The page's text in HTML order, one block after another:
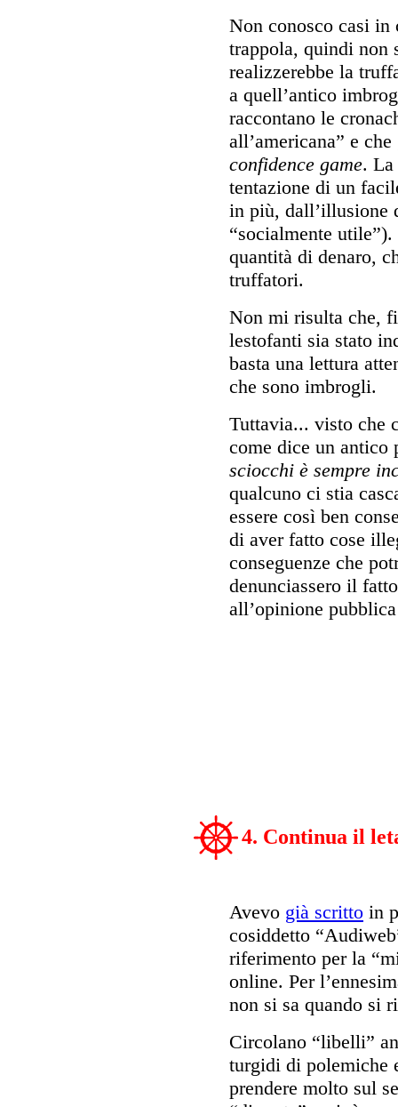
Non conosco casi in
trappola, quindi non
realizzerebbe la
a quell’antico
raccontano le
all’americana” e
confidence game.
tentazione di un
in più, dall’illusione
“socialmente
quantità di denaro,
truffatori.
Non mi risulta che,
lestofanti sia stato
basta una lettura
che sono imbrogli.
Tuttavia... visto che
come dice un
sciocchi è sempre
qualcuno ci stia
essere così ben
di aver fatto cose
conseguenze che
denunciassero il
all’opinione pubblica
4. Continua il
Avevo già scritto in
cosiddetto
riferimento per la
online. Per
non si sa quando si
Circolano “libelli”
turgidi di polemiche
prendere molto sul